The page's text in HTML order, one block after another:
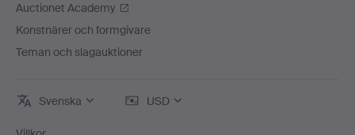
Auctionet Academy
Konstnärer och formgivare
Teman och slagauktioner
Svenska USD